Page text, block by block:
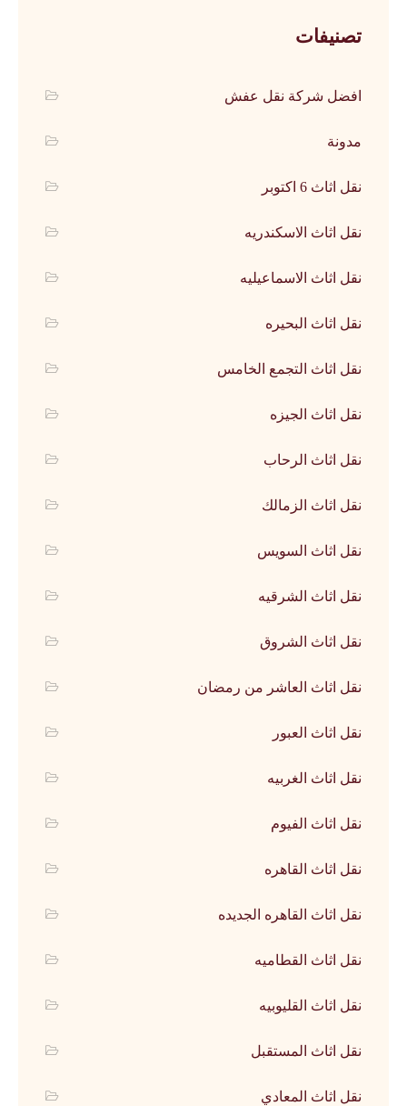
تصنيفات
افضل شركة نقل عفش
مدونة
نقل اثاث 6 اكتوبر
نقل اثاث الاسكندريه
نقل اثاث الاسماعيليه
نقل اثاث البحيره
نقل اثاث التجمع الخامس
نقل اثاث الجيزه
نقل اثاث الرحاب
نقل اثاث الزمالك
نقل اثاث السويس
نقل اثاث الشرقيه
نقل اثاث الشروق
نقل اثاث العاشر من رمضان
نقل اثاث العبور
نقل اثاث الغربيه
نقل اثاث الفيوم
نقل اثاث القاهره
نقل اثاث القاهره الجديده
نقل اثاث القطاميه
نقل اثاث القليوبيه
نقل اثاث المستقبل
نقل اثاث المعادي